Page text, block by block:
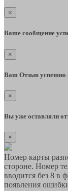
×
Ваше сообщение
×
Ваш Отзыв успешно
×
Вы уже оставляли
×
Номер карты
стороне. Номер
вводится без 8 в
появления